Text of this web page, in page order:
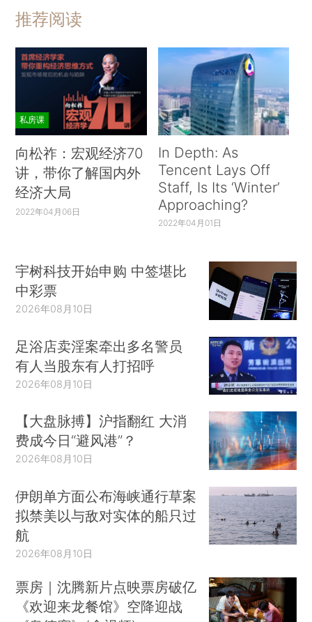
推荐阅读
私房课
向松祚：宏观经济70
讲，带你了解国内外
经济大局
2022年04月06日
In Depth: As
Tencent Lays Off
Staff, Is Its ‘Winter’
Approaching?
2022年04月01日
宇树科技开始申购 中签堪比
中彩票
2026年08月10日
足浴店卖淫案牵出多名警员
有人当股东有人打招呼
2026年08月10日
【大盘脉搏】沪指翻红 大消
费成今日“避风港”？
2026年08月10日
伊朗单方面公布海峡通行草案
拟禁美以与敌对实体的船只过
航
2026年08月10日
票房｜沈腾新片点映票房破亿
《欢迎来龙餐馆》空降迎战